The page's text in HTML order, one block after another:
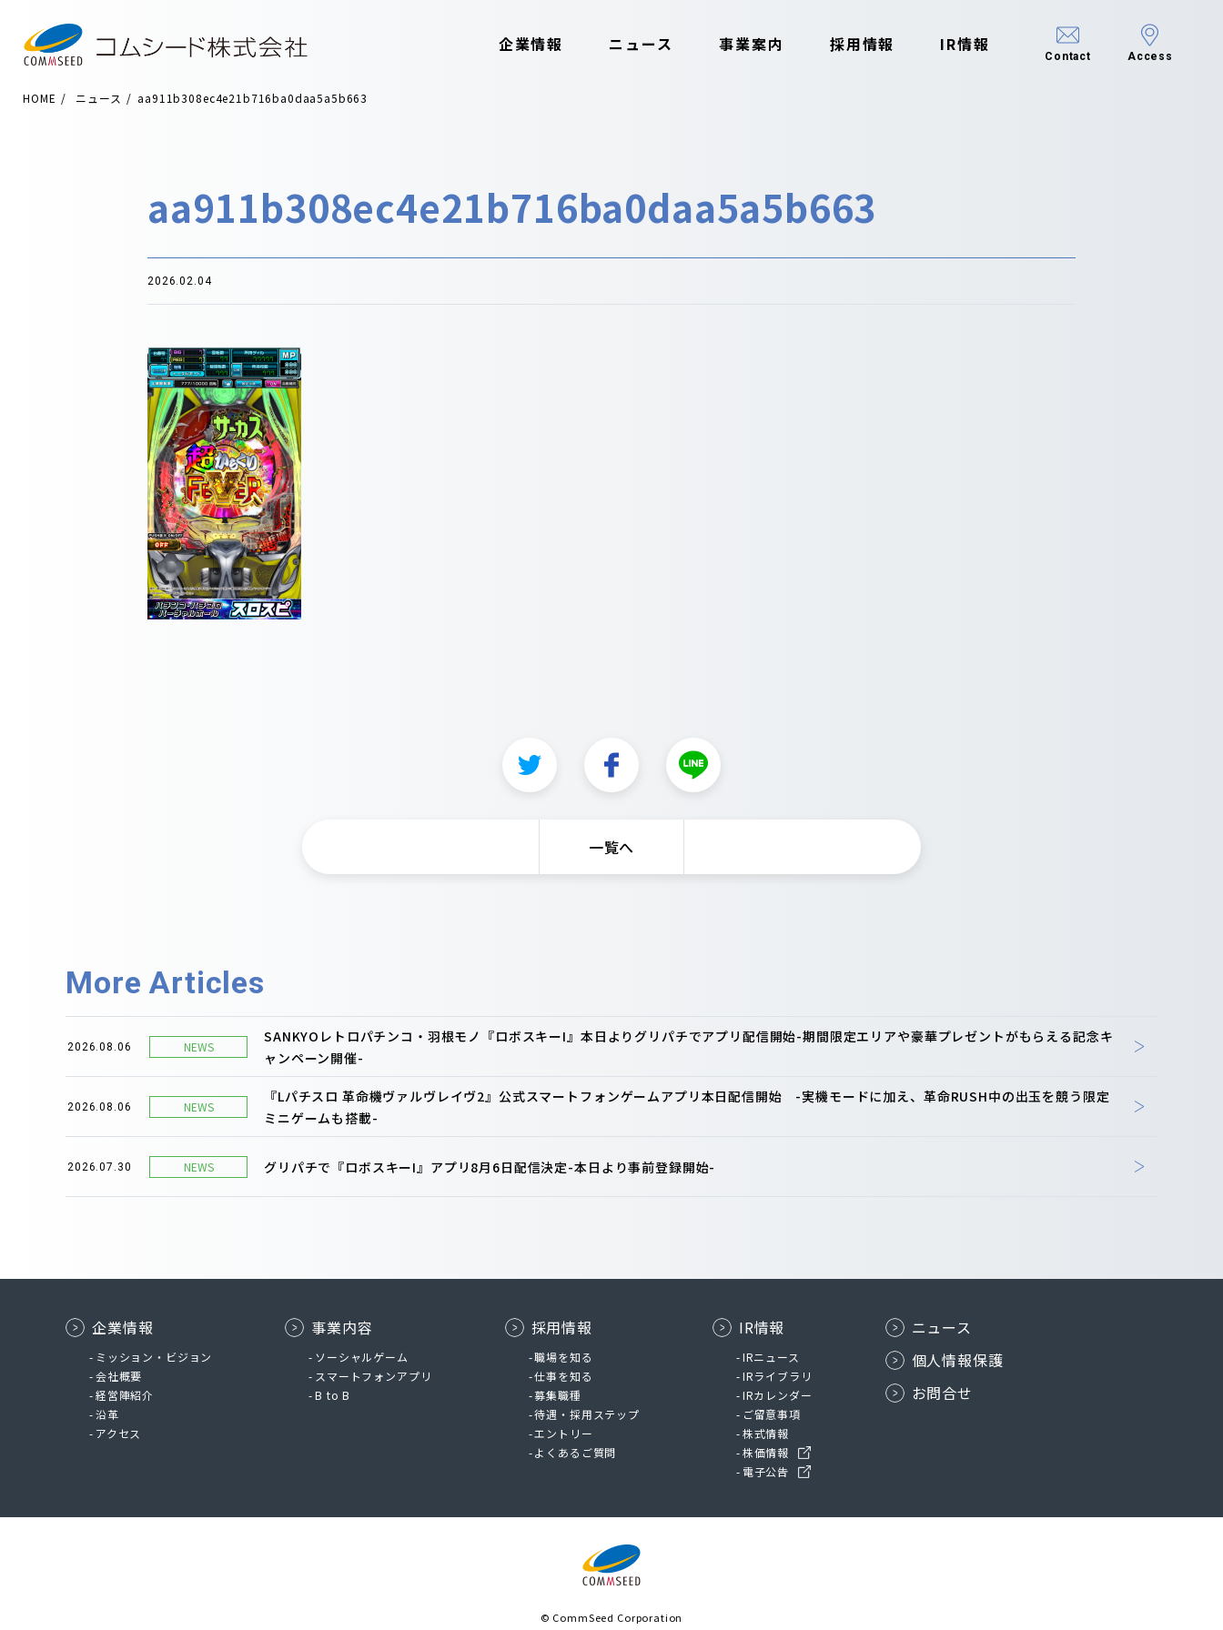
企業情報 ニュース 事業案内 採用情報 IR情報
Contact Access
HOME ニュース aa911b308ec4e21b716ba0daa5a5b663
aa911b308ec4e21b716ba0daa5a5b663
2026.02.04
一覧へ
More Articles
2026.08.06 NEWS
SANKYOレトロパチンコ・羽根モノ『ロボスキーI』本日よりグリパチでアプリ配信開始-期間限定エリアや豪華プレゼントがもらえる記念キ
ャンペーン開催-
2026.08.06 NEWS
『Lパチスロ 革命機ヴァルヴレイヴ2』公式スマートフォンゲームアプリ本日配信開始 -実機モードに加え、革命RUSH中の出玉を競う限定
ミニゲームも搭載-
2026.07.30 NEWS グリパチで『ロボスキーI』アプリ8月6日配信決定-本日より事前登録開始-
企業情報
ミッション・ビジョン
会社概要
経営陣紹介
沿革
アクセス
事業内容
ソーシャルゲーム
スマートフォンアプリ
B to B
採用情報
職場を知る
仕事を知る
募集職種
待遇・採用ステップ
エントリー
よくあるご質問
IR情報
IRニュース
IRライブラリ
IRカレンダー
ご留意事項
株式情報
株価情報
電子公告
ニュース
個人情報保護
お問合せ
© CommSeed Corporation